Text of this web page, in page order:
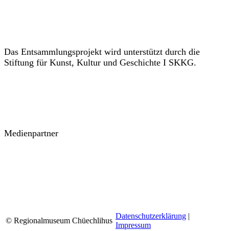
Das Entsammlungsprojekt wird unterstützt durch die
Stiftung für Kunst, Kultur und Geschichte I SKKG.
Medienpartner
© Regionalmuseum Chüechlihus
Datenschutzerklärung |
Impressum